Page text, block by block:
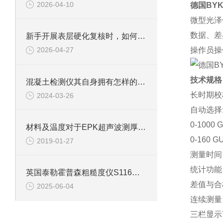
2026-04-10
新手开展表层硬化复核时，如何把握弗劳恩霍夫P3123的操作重点
2026-04-27
混凝土检测仪其自身拥有怎样的作用呢？
2024-03-26
材料及温度对于EPK超声波测厚仪的测量影响
2019-01-27
英国泰勒霍普森粗糙度仪S116测量基础信息
2025-06-04
德国
微型光
数据、
操作员
技术规
长时期
自动选
0-1000
0-160
测量时
统计功
差值与
连续测
三栏显